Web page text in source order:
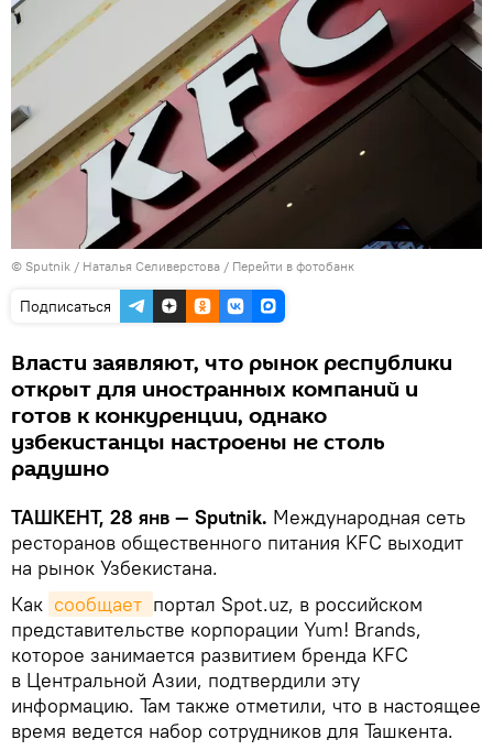
© Sputnik / Наталья Селиверстова / Перейти в фотобанк
Подписаться
Власти заявляют, что рынок республики
открыт для иностранных компаний и
готов к конкуренции, однако
узбекистанцы настроены не столь
радушно
ТАШКЕНТ, 28 янв — Sputnik. Международная сеть
ресторанов общественного питания KFC выходит
на рынок Узбекистана.
Как сообщает портал Spot.uz, в российском
представительстве корпорации Yum! Brands,
которое занимается развитием бренда KFC
в Центральной Азии, подтвердили эту
информацию. Там также отметили, что в настоящее
время ведется набор сотрудников для Ташкента.